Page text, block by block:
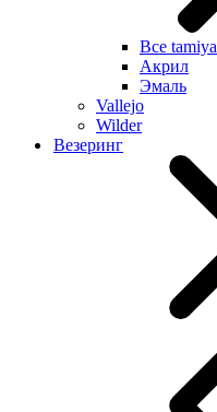
Все tamiya
Акрил
Эмаль
Vallejo
Wilder
Везеринг